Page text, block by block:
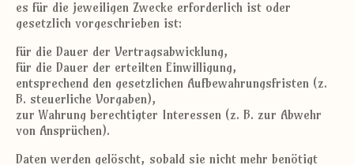
es für die jeweiligen Zwecke erforderlich ist oder
gesetzlich vorgeschrieben ist:
für die Dauer der Vertragsabwicklung,
für die Dauer der erteilten Einwilligung,
entsprechend den gesetzlichen Aufbewahrungsfristen (z.
B. steuerliche Vorgaben),
zur Wahrung berechtigter Interessen (z. B. zur Abwehr
von Ansprüchen).
Daten werden gelöscht, sobald sie nicht mehr benötigt